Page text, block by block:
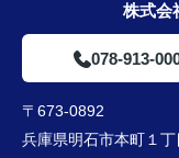
株式会
078-913-
〒673-0892
兵庫県明石市本町１